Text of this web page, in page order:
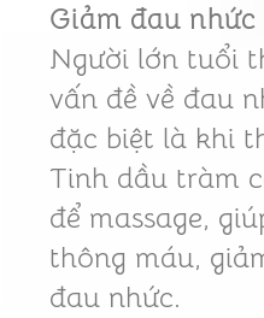
Giảm đau
Người lớn tuổi
vấn đề về đau
đặc biệt là khi
Tinh dầu tràm
để massage,
thông máu,
đau nhức.